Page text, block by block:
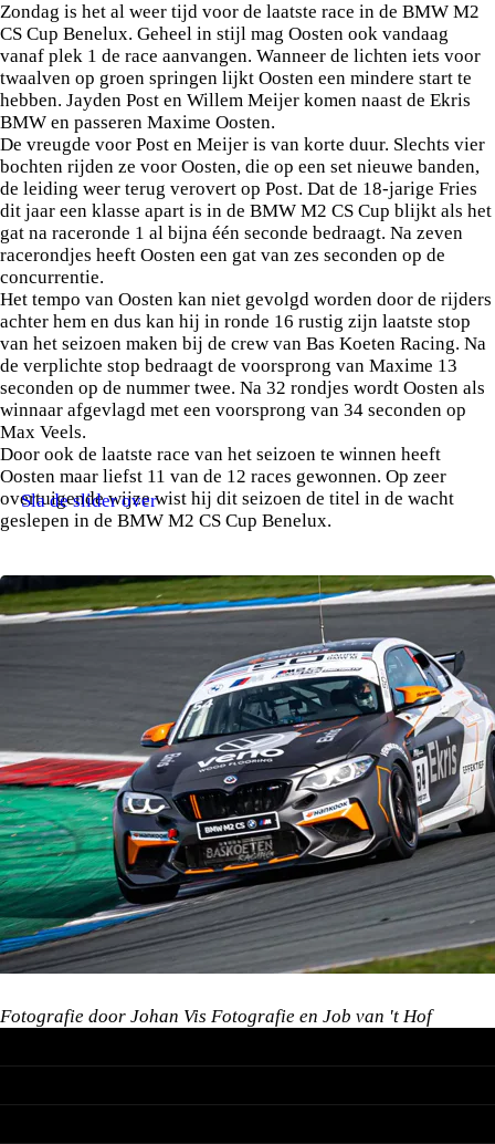
Zondag is het al weer tijd voor de laatste race in de BMW M2
CS Cup Benelux. Geheel in stijl mag Oosten ook vandaag
vanaf plek 1 de race aanvangen. Wanneer de lichten iets voor
twaalven op groen springen lijkt Oosten een mindere start te
hebben. Jayden Post en Willem Meijer komen naast de Ekris
BMW en passeren Maxime Oosten.
De vreugde voor Post en Meijer is van korte duur. Slechts vier
bochten rijden ze voor Oosten, die op een set nieuwe banden,
de leiding weer terug verovert op Post. Dat de 18-jarige Fries
dit jaar een klasse apart is in de BMW M2 CS Cup blijkt als het
gat na raceronde 1 al bijna één seconde bedraagt. Na zeven
racerondjes heeft Oosten een gat van zes seconden op de
concurrentie.
Het tempo van Oosten kan niet gevolgd worden door de rijders
achter hem en dus kan hij in ronde 16 rustig zijn laatste stop
van het seizoen maken bij de crew van Bas Koeten Racing. Na
de verplichte stop bedraagt de voorsprong van Maxime 13
seconden op de nummer twee. Na 32 rondjes wordt Oosten als
winnaar afgevlagd met een voorsprong van 34 seconden op
Max Veels.
Door ook de laatste race van het seizoen te winnen heeft
Oosten maar liefst 11 van de 12 races gewonnen. Op zeer
overtuigende wijze wist hij dit seizoen de titel in de wacht
geslepen in de BMW M2 CS Cup Benelux.
Sla de slider over
Fotografie door Johan Vis Fotografie en Job van 't Hof
Leasen & Financieren